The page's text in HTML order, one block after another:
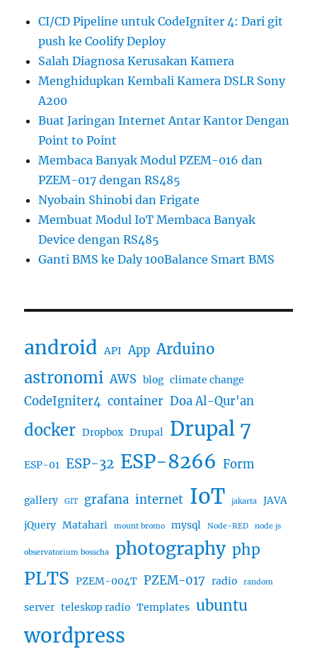
CI/CD Pipeline untuk CodeIgniter 4: Dari git
push ke Coolify Deploy
Salah Diagnosa Kerusakan Kamera
Menghidupkan Kembali Kamera DSLR Sony
A200
Buat Jaringan Internet Antar Kantor Dengan
Point to Point
Membaca Banyak Modul PZEM-016 dan
PZEM-017 dengan RS485
Nyobain Shinobi dan Frigate
Membuat Modul IoT Membaca Banyak
Device dengan RS485
Ganti BMS ke Daly 100Balance Smart BMS
android API App Arduino
astronomi AWS blog climate change
CodeIgniter4 container Doa Al-Qur'an
docker Dropbox Drupal Drupal 7
ESP-01 ESP-32 ESP-8266 Form
gallery GIT grafana internet IoT jakarta
JAVA
jQuery Matahari mount bromo mysql Node-RED node js
observatorium bosscha photography php
PLTS PZEM-004T PZEM-017 radio random
server teleskop radio Templates ubuntu
wordpress